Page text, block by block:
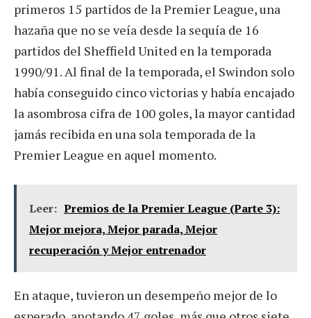
primeros 15 partidos de la Premier League, una
hazaña que no se veía desde la sequía de 16
partidos del Sheffield United en la temporada
1990/91. Al final de la temporada, el Swindon solo
había conseguido cinco victorias y había encajado
la asombrosa cifra de 100 goles, la mayor cantidad
jamás recibida en una sola temporada de la
Premier League en aquel momento.
Leer: Premios de la Premier League (Parte 3):
Mejor mejora, Mejor parada, Mejor
recuperación y Mejor entrenador
En ataque, tuvieron un desempeño mejor de lo